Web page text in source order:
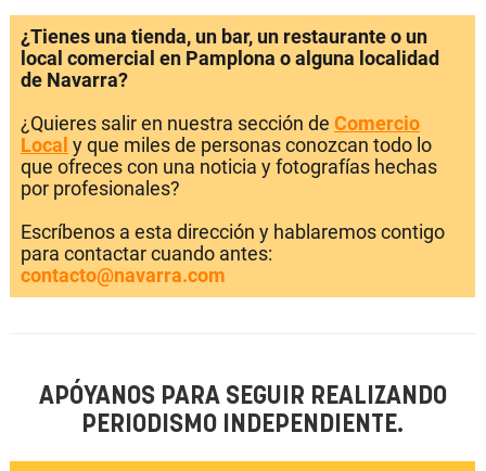
¿Tienes una tienda, un bar, un restaurante o un
local comercial en Pamplona o alguna localidad
de Navarra?
¿Quieres salir en nuestra sección de Comercio
Local y que miles de personas conozcan todo lo
que ofreces con una noticia y fotografías hechas
por profesionales?
Escríbenos a esta dirección y hablaremos contigo
para contactar cuando antes:
contacto@navarra.com
APÓYANOS PARA SEGUIR REALIZANDO
PERIODISMO INDEPENDIENTE.